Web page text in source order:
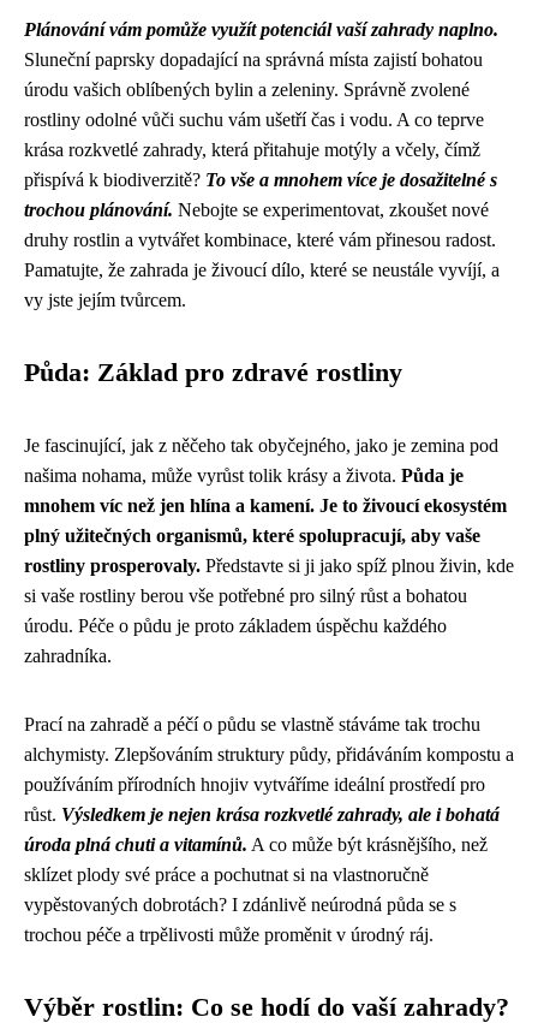
Plánování vám pomůže využít potenciál vaší zahrady naplno.
Sluneční paprsky dopadající na správná místa zajistí bohatou
úrodu vašich oblíbených bylin a zeleniny. Správně zvolené
rostliny odolné vůči suchu vám ušetří čas i vodu. A co teprve
krása rozkvetlé zahrady, která přitahuje motýly a včely, čímž
přispívá k biodiverzitě? To vše a mnohem více je dosažitelné s
trochou plánování. Nebojte se experimentovat, zkoušet nové
druhy rostlin a vytvářet kombinace, které vám přinesou radost.
Pamatujte, že zahrada je živoucí dílo, které se neustále vyvíjí, a
vy jste jejím tvůrcem.
Půda: Základ pro zdravé rostliny
Je fascinující, jak z něčeho tak obyčejného, jako je zemina pod
našima nohama, může vyrůst tolik krásy a života. Půda je
mnohem víc než jen hlína a kamení. Je to živoucí ekosystém
plný užitečných organismů, které spolupracují, aby vaše
rostliny prosperovaly. Představte si ji jako spíž plnou živin, kde
si vaše rostliny berou vše potřebné pro silný růst a bohatou
úrodu. Péče o půdu je proto základem úspěchu každého
zahradníka.
Prací na zahradě a péčí o půdu se vlastně stáváme tak trochu
alchymisty. Zlepšováním struktury půdy, přidáváním kompostu a
používáním přírodních hnojiv vytváříme ideální prostředí pro
růst. Výsledkem je nejen krása rozkvetlé zahrady, ale i bohatá
úroda plná chuti a vitamínů. A co může být krásnějšího, než
sklízet plody své práce a pochutnat si na vlastnoručně
vypěstovaných dobrotách? I zdánlivě neúrodná půda se s
trochou péče a trpělivosti může proměnit v úrodný ráj.
Výběr rostlin: Co se hodí do vaší zahrady?